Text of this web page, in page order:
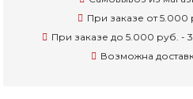
При заказе от 5.000
При заказе до 5.000 руб. -
Возможна